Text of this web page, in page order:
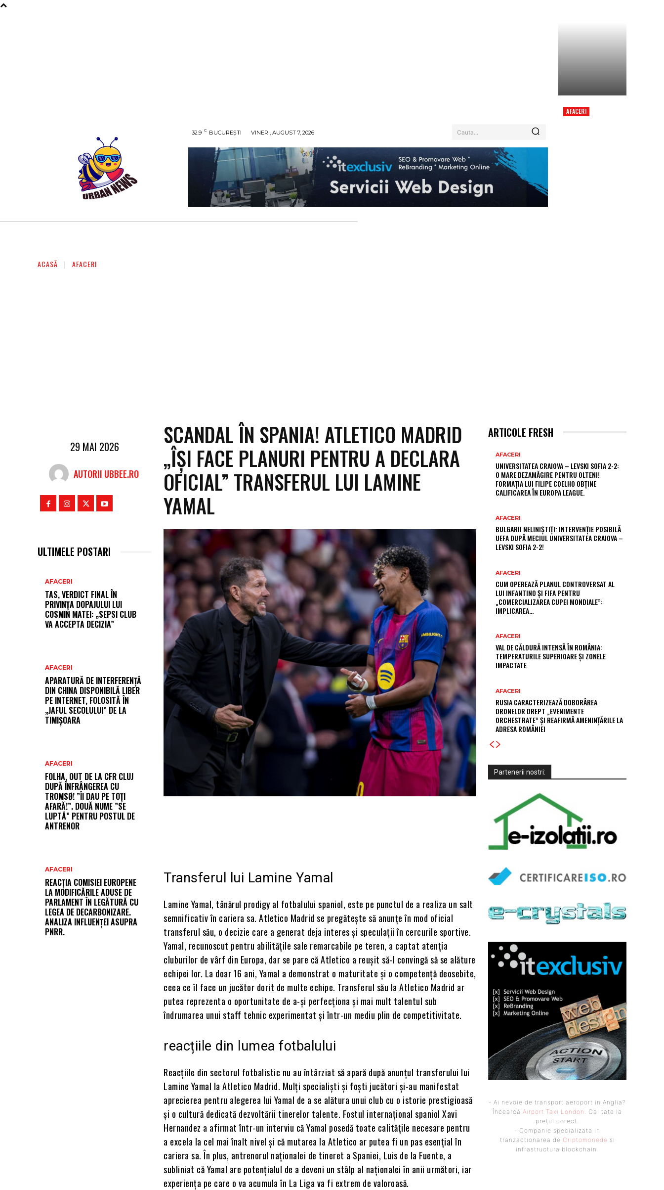
32.9 C BUCUREȘTI VINERI, AUGUST 7, 2026 Cauta...
AFACERI
ACASĂ AFACERI
29 MAI 2026
AUTORII UBBEE.RO
ULTIMELE POSTARI
AFACERI
TAS, VERDICT FINAL ÎN
PRIVINȚA DOPAJULUI LUI
COSMIN MATEI: „SEPSI CLUB
VA ACCEPTA DECIZIA”
AFACERI
APARATURĂ DE INTERFERENȚĂ
DIN CHINA DISPONIBILĂ LIBER
PE INTERNET, FOLOSITĂ ÎN
„JAFUL SECOLULUI” DE LA
TIMIȘOARA
AFACERI
FOLHA, OUT DE LA CFR CLUJ
DUPĂ ÎNFRÂNGEREA CU
TROMSØ! ”ÎI DAU PE TOȚI
AFARĂ!”. DOUĂ NUME ”SE
LUPTĂ” PENTRU POSTUL DE
ANTRENOR
AFACERI
REACȚIA COMISIEI EUROPENE
LA MODIFICĂRILE ADUSE DE
PARLAMENT ÎN LEGĂTURĂ CU
LEGEA DE DECARBONIZARE.
ANALIZA INFLUENȚEI ASUPRA
PNRR.
SCANDAL ÎN SPANIA! ATLETICO MADRID
„ÎȘI FACE PLANURI PENTRU A DECLARA
OFICIAL” TRANSFERUL LUI LAMINE
YAMAL
Transferul lui Lamine Yamal
Lamine Yamal, tânărul prodigy al fotbalului spaniol, este pe punctul de a realiza un salt
semnificativ în cariera sa. Atletico Madrid se pregătește să anunțe în mod oficial
transferul său, o decizie care a generat deja interes și speculații în cercurile sportive.
Yamal, recunoscut pentru abilitățile sale remarcabile pe teren, a captat atenția
cluburilor de vârf din Europa, dar se pare că Atletico a reușit să-l convingă să se alăture
echipei lor. La doar 16 ani, Yamal a demonstrat o maturitate și o competență deosebite,
ceea ce îl face un jucător dorit de multe echipe. Transferul său la Atletico Madrid ar
putea reprezenta o oportunitate de a-și perfecționa și mai mult talentul sub
îndrumarea unui staff tehnic experimentat și într-un mediu plin de competitivitate.
reacțiile din lumea fotbalului
Reacțiile din sectorul fotbalistic nu au întârziat să apară după anunțul transferului lui
Lamine Yamal la Atletico Madrid. Mulți specialiști și foști jucători și-au manifestat
aprecierea pentru alegerea lui Yamal de a se alătura unui club cu o istorie prestigioasă
și o cultură dedicată dezvoltării tinerelor talente. Fostul internațional spaniol Xavi
Hernandez a afirmat într-un interviu că Yamal posedă toate calitățile necesare pentru
a excela la cel mai înalt nivel și că mutarea la Atletico ar putea fi un pas esențial în
cariera sa. În plus, antrenorul naționalei de tineret a Spaniei, Luis de la Fuente, a
subliniat că Yamal are potențialul de a deveni un stâlp al naționalei în anii următori, iar
experiența pe care o va acumula în La Liga va fi extrem de valoroasă.
ARTICOLE FRESH
AFACERI
UNIVERSITATEA CRAIOVA – LEVSKI SOFIA 2-2:
O MARE DEZAMĂGIRE PENTRU OLTENI!
FORMAȚIA LUI FILIPE COELHO OBȚINE
CALIFICAREA ÎN EUROPA LEAGUE.
AFACERI
BULGARII NELINIȘTIȚI: INTERVENȚIE POSIBILĂ
UEFA DUPĂ MECIUL UNIVERSITATEA CRAIOVA –
LEVSKI SOFIA 2-2!
AFACERI
CUM OPEREAZĂ PLANUL CONTROVERSAT AL
LUI INFANTINO ȘI FIFA PENTRU
„COMERCIALIZAREA CUPEI MONDIALE”:
IMPLICAREA…
AFACERI
VAL DE CĂLDURĂ INTENSĂ ÎN ROMÂNIA:
TEMPERATURILE SUPERIOARE ȘI ZONELE
IMPACTATE
AFACERI
RUSIA CARACTERIZEAZĂ DOBORÂREA
DRONELOR DREPT „EVENIMENTE
ORCHESTRATE” ȘI REAFIRMĂ AMENINȚĂRILE LA
ADRESA ROMÂNIEI
Partenerii nostri:
- Ai nevoie de transport aeroport in Anglia?
Încearcă Airport Taxi London . Calitate la
prețul corect.
- Companie specializata in
tranzactionarea de Criptomonede si
infrastructura blockchain.